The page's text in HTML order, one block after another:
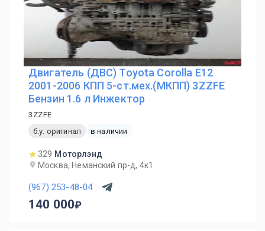
Двигатель (ДВС) Toyota Corolla E12
2001-2006 КПП 5-ст.мех.(МКПП) 3ZZFE
Бензин 1.6 л Инжектор
3ZZFE
б.у. оригинал
в наличии
329 Моторлэнд
Москва, Неманский пр-д, 4к1
(967) 253-48-04
140 000